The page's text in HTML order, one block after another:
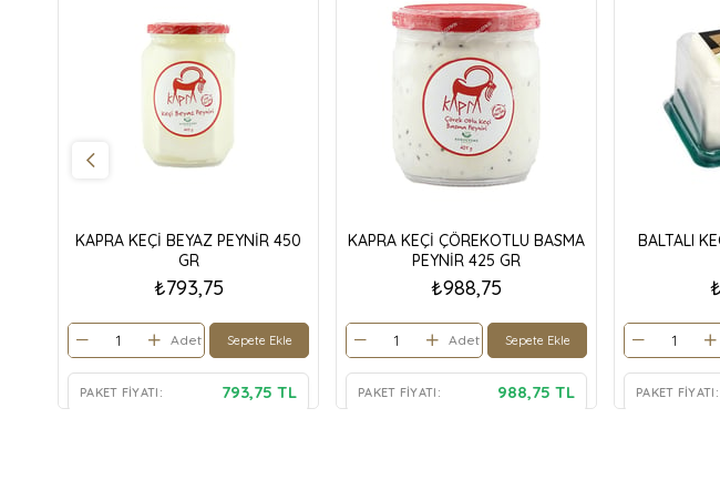
KAPRA KEÇİ BEYAZ PEYNİR 450
GR
₺793,75
Adet Sepete Ekle
PAKET FIYATI: 793,75 TL
KAPRA KEÇİ ÇÖREKOTLU BASMA
PEYNİR 425 GR
₺988,75
Adet Sepete Ekle
PAKET FIYATI: 988,75 TL
BALTALI
PAKET FIYATI: